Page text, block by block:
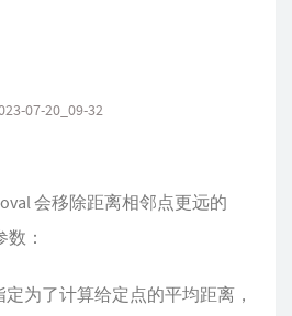
07-20_09-32
会移除距离相邻点更远的
：
为了计算给定点的平均距离，